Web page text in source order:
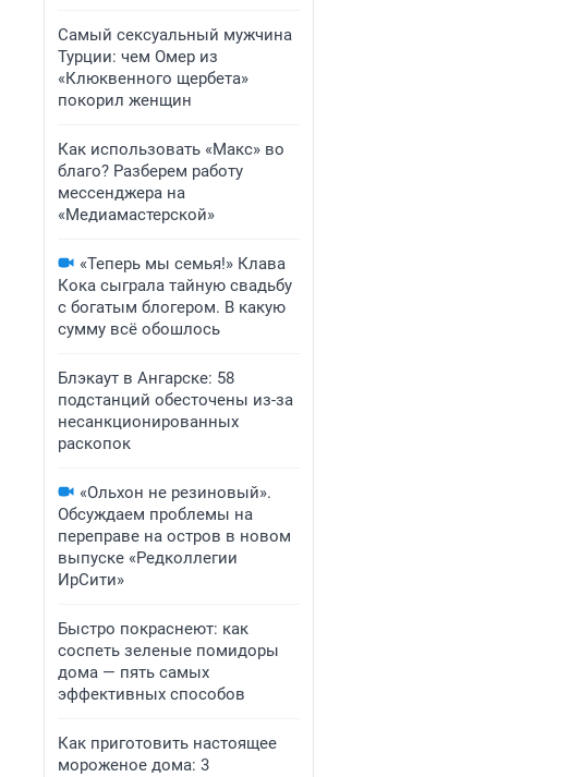
Самый сексуальный мужчина
Турции: чем Омер из
«Клюквенного щербета»
покорил женщин
Как использовать «Макс» во
благо? Разберем работу
мессенджера на
«Медиамастерской»
«Теперь мы семья!» Клава
Кока сыграла тайную свадьбу
с богатым блогером. В какую
сумму всё обошлось
Блэкаут в Ангарске: 58
подстанций обесточены из-за
несанкционированных
раскопок
«Ольхон не резиновый».
Обсуждаем проблемы на
переправе на остров в новом
выпуске «Редколлегии
ИрСити»
Быстро покраснеют: как
соспеть зеленые помидоры
дома — пять самых
эффективных способов
Как приготовить настоящее
мороженое дома: 3